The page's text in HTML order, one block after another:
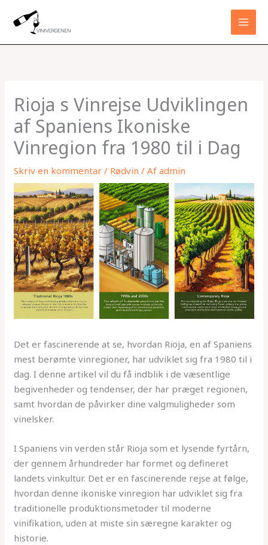
indholdet
Rioja s Vinrejse Udviklingen
af Spaniens Ikoniske
Vinregion fra 1980 til i Dag
Skriv en kommentar / Rødvin / Afadmin
Det er fascinerende at se, hvordan Rioja, en af Spaniens
mest berømte vinregioner, har udviklet sig fra 1980 til i
dag. I denne artikel vil du få indblik i de væsentlige
begivenheder og tendenser, der har præget regionen,
samt hvordan de påvirker dine valgmuligheder som
vinelsker.
I Spaniens vin verden står Rioja som et lysende fyrtårn,
der gennem århundreder har formet og defineret
landets vinkultur. Det er en fascinerende rejse at følge,
hvordan denne ikoniske vinregion har udviklet sig fra
traditionelle produktionsmetoder til moderne
vinifikation, uden at miste sin særegne karakter og
historie.